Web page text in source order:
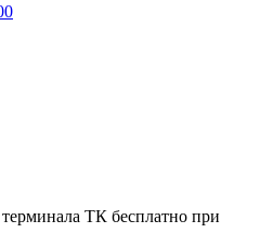
ТК бесплатно при